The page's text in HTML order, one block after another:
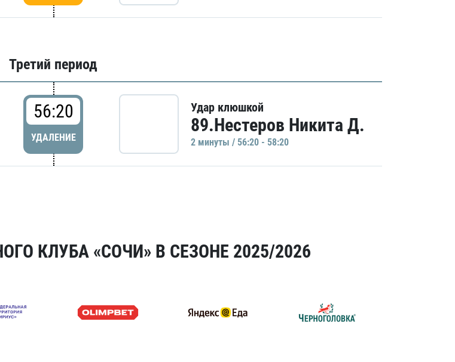
Третий период
56:20
УДАЛЕНИЕ
Удар клюшкой
89.Нестеров Никита Д.
2 минуты / 56:20 - 58:20
КЛУБА «СОЧИ» В СЕЗОНЕ 2025/2026